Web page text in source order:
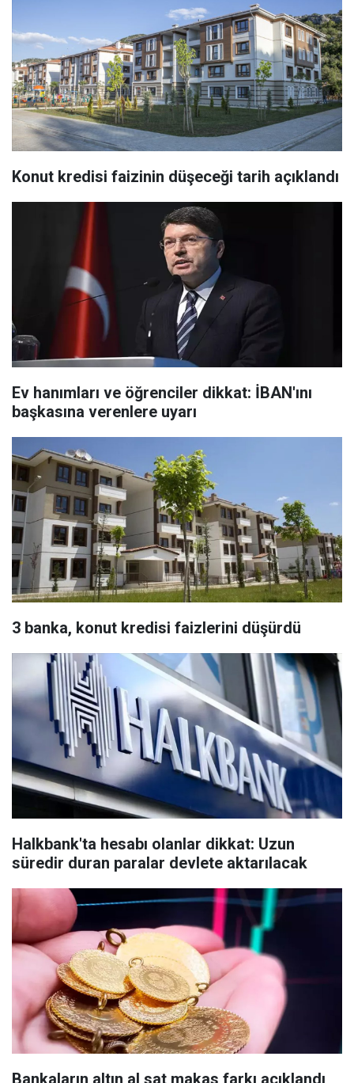
Konut kredisi faizinin düşeceği tarih açıklandı
Ev hanımları ve öğrenciler dikkat: İBAN'ını
başkasına verenlere uyarı
3 banka, konut kredisi faizlerini düşürdü
Halkbank'ta hesabı olanlar dikkat: Uzun
süredir duran paralar devlete aktarılacak
Bankaların altın al sat makas farkı açıklandı